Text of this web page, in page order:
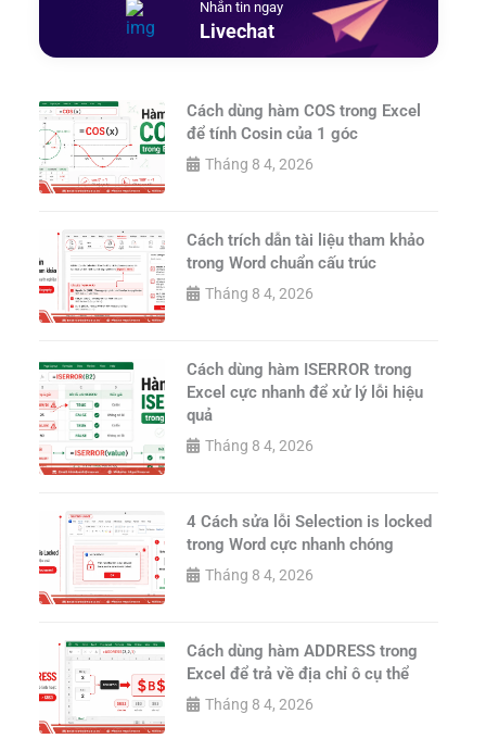
Nhắn tin ngay
Livechat
Cách dùng hàm COS trong Excel
để tính Cosin của 1 góc
Tháng 8 4, 2026
Cách trích dẫn tài liệu tham khảo
trong Word chuẩn cấu trúc
Tháng 8 4, 2026
Cách dùng hàm ISERROR trong
Excel cực nhanh để xử lý lỗi hiệu
quả
Tháng 8 4, 2026
4 Cách sửa lỗi Selection is locked
trong Word cực nhanh chóng
Tháng 8 4, 2026
Cách dùng hàm ADDRESS trong
Excel để trả về địa chỉ ô cụ thể
Tháng 8 4, 2026